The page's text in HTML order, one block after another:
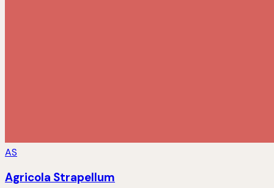
AS
Agricola Strapellum